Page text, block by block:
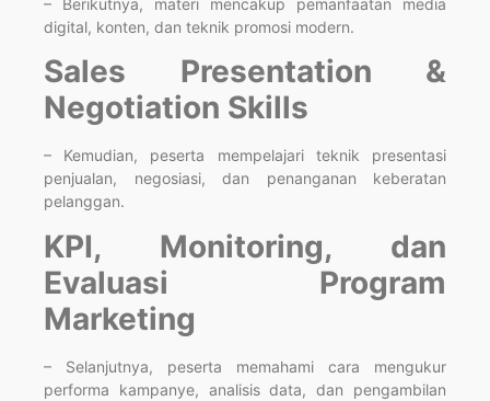
digital, konten, dan teknik promosi modern.
Sales Presentation &
Negotiation Skills
– Kemudian, peserta mempelajari teknik presentasi
penjualan, negosiasi, dan penanganan keberatan
pelanggan.
KPI, Monitoring, dan
Evaluasi Program
Marketing
– Selanjutnya, peserta memahami cara mengukur
performa kampanye, analisis data, dan pengambilan